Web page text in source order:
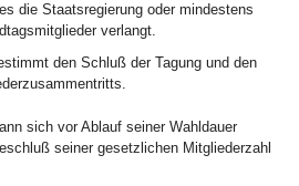
die Staatsregierung oder mindestens
verlangt.
den Schluß der Tagung und den
sich vor Ablauf seiner Wahldauer
seiner gesetzlichen Mitgliederzahl